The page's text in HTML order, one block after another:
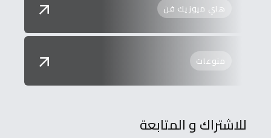
هاي ميوزيك فن
منوعات
للاشتراك و المتابعة